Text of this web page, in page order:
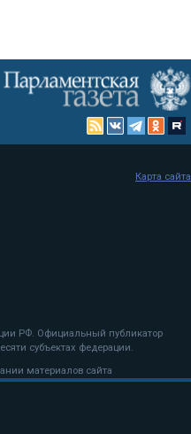
РФ. Официальный публикатор
субъектах федерации.
материалов сайта
Карта сайта